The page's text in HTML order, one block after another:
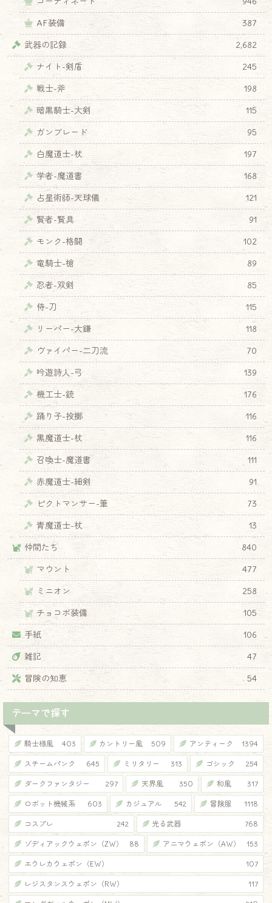
AF装備
387
武器の記録
2,682
ナイト-剣盾
245
戦士-斧
198
暗黒騎士-大剣
115
ガンブレード
95
白魔道士-杖
197
学者-魔道書
168
占星術師-天球儀
121
賢者-賢具
91
モンク-格闘
102
竜騎士-槍
89
忍者-双剣
85
侍-刀
115
リーパー-大鎌
118
ヴァイパー-二刀流
70
吟遊詩人-弓
139
機工士-銃
176
踊り子-投擲
116
黒魔道士-杖
116
召喚士-魔道書
111
赤魔道士-細剣
91
ピクトマンサー-筆
73
青魔道士-杖
13
仲間たち
840
マウント
477
ミニオン
258
チョコボ装備
105
手紙
106
雑記
47
冒険の知恵
54
テーマで探す
騎士様風 403 カントリー風 509 アンティーク 1394
スチームパンク 645 ミリタリー 313 ゴシック 254
ダークファンタジー 297 天界風 350 和風 317
ロボット機械系 603 カジュアル 542 冒険服 1118
コスプレ 242 光る武器 768
ゾディアックウェポン（ZW） 88 アニマウェポン（AW） 153
エウレカウェポン（EW） 107
レジスタンスウェポン（RW） 117